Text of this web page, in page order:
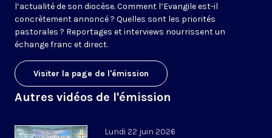
l’actualité de son diocèse. Comment l’Evangile est-il
concrètement annoncé ? Quelles sont les priorités
pastorales ? Reportages et interviews nourrissent un
échange franc et direct.
Visiter la page de l'émission
Autres vidéos de l'émission
Lundi 22 juin 2026